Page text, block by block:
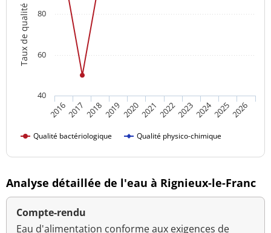
Taux de qualité
Qualité bactériologique Qualité physico-chimique
20162017 201820192020202120222023202420252026
40
60
80
Analyse détaillée de l'eau à Rignieux-le-Franc
Compte-rendu
Eau d'alimentation conforme aux exigences de